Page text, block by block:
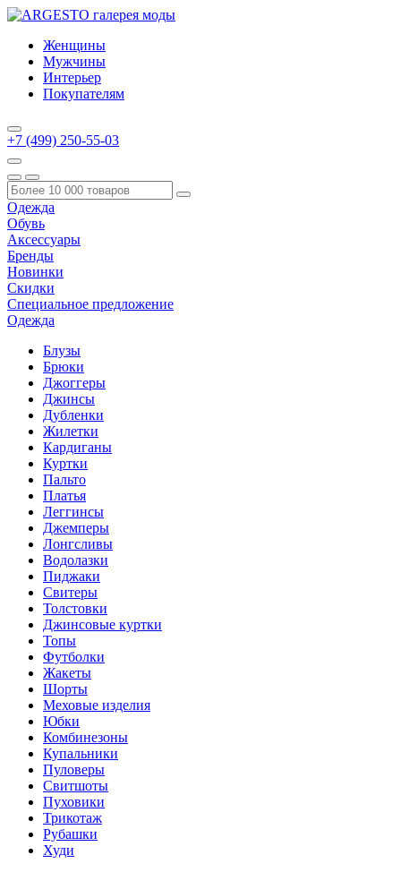
Женщины
Мужчины
Интерьер
Покупателям
+7 (499) 250-55-03
Одежда
Обувь
Аксессуары
Бренды
Новинки
Скидки
Специальное предложение
Одежда
Блузы
Брюки
Джоггеры
Джинсы
Дубленки
Жилетки
Кардиганы
Куртки
Пальто
Платья
Леггинсы
Джемперы
Лонгсливы
Водолазки
Пиджаки
Свитеры
Толстовки
Джинсовые куртки
Топы
Футболки
Жакеты
Шорты
Меховые изделия
Юбки
Комбинезоны
Купальники
Пуловеры
Свитшоты
Пуховики
Трикотаж
Рубашки
Худи